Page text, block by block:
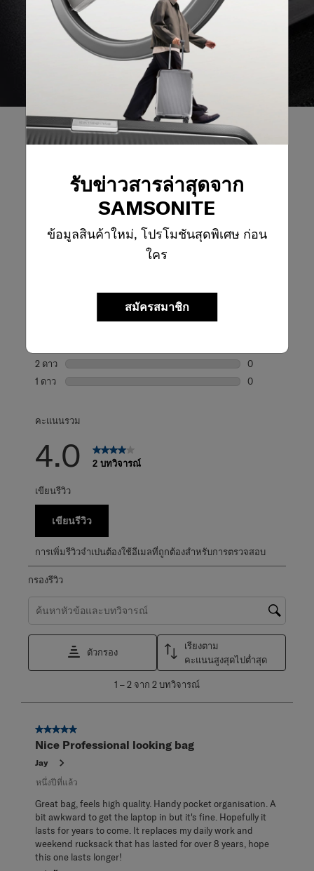
รับข่าวสารล่าสุดจาก
SAMSONITE
ข้อมูลสินค้าใหม่, โปรโมชันสุดพิเศษ ก่อน
ใคร
สมัครสมาชิก
รีวิวผลิตภัณฑ์
บทวิจารณ์
บทวิจารณ์1 บทที่
2 ดาว ดาว
0
บทวิจารณ์0 บท
1 ดาว ดาว
0
คะแนนรวม
4.0 2 บทวิจารณ์
เขียนรีวิว
เขียนรีวิว
การเพิ่มรีวิวจำเปนต้องใช้อีเมลที่ถูกต้องสำหรับการตรวจสอบ
กรองรีวิว
ค้นหาหัวข้อและตรวจสอบภูมิภาคการค้นหา
ตัวกรอง
เรียงตาม
คะแนนสูงสุดไปต่ำสุด
2
วิจารณ์
1 –2 จาก 2 บทวิจารณ์
5 จาก 5 ดาว
Nice Professional looking bag
Jay
หนึ่งปีที่แล้ว
Great bag, feels high quality. Handy pocket organisation. A
bit awkward to get the laptop in but it's fine. Hopefully it
lasts for years to come. It replaces my daily work and
weekend rucksack that has lasted for over 8 years, hope
this one lasts longer!